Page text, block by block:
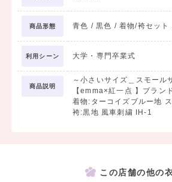
商品形態 青色 / 黒色 / 着物/袴セット
利用シーン 大学・専門卒業式
商品説明
～小さいサイズ＿スモール
【emma×紅一点 】ブラン
着物:ターコイズブルー地
袴:黒地 風車刺繍 IH-1
この店舗の他の